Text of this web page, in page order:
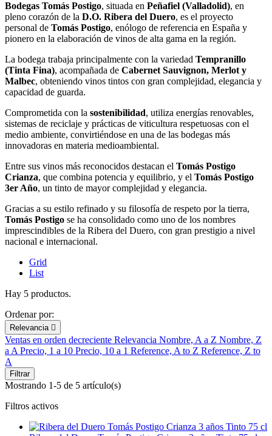
Bodegas Tomás Postigo, situada en Peñafiel (Valladolid), en
pleno corazón de la D.O. Ribera del Duero, es el proyecto
personal de Tomás Postigo, enólogo de referencia en España y
pionero en la elaboración de vinos de alta gama en la región.
La bodega trabaja principalmente con la variedad Tempranillo
(Tinta Fina), acompañada de Cabernet Sauvignon, Merlot y
Malbec, obteniendo vinos tintos con gran complejidad, elegancia y
capacidad de guarda.
Comprometida con la sostenibilidad, utiliza energías renovables,
sistemas de reciclaje y prácticas de viticultura respetuosas con el
medio ambiente, convirtiéndose en una de las bodegas más
innovadoras en materia medioambiental.
Entre sus vinos más reconocidos destacan el Tomás Postigo
Crianza, que combina potencia y equilibrio, y el Tomás Postigo
3er Año, un tinto de mayor complejidad y elegancia.
Gracias a su estilo refinado y su filosofía de respeto por la tierra,
Tomás Postigo se ha consolidado como uno de los nombres
imprescindibles de la Ribera del Duero, con gran prestigio a nivel
nacional e internacional.
Grid
List
Hay 5 productos.
Ordenar por:
Relevancia 
Ventas en orden decreciente Relevancia Nombre, A a Z Nombre, Z
a A Precio, 1 a 10 Precio, 10 a 1 Reference, A to Z Reference, Z to
A
Filtrar
Mostrando 1-5 de 5 artículo(s)
Filtros activos